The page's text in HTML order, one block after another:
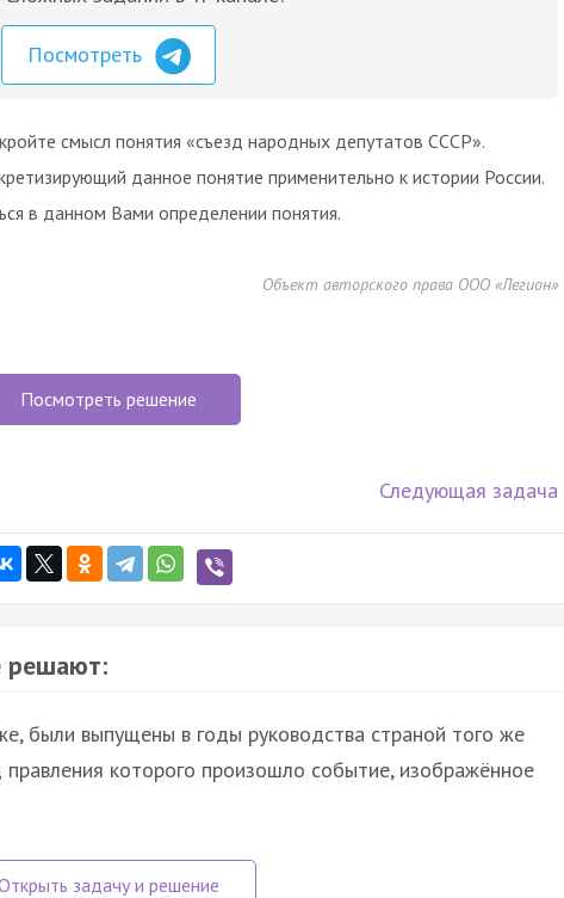
Посмотреть
смысл понятия «съезд народных депутатов СССР».
данное понятие применительно к истории России.
в данном Вами определении понятия.
Объект авторского права ООО «Легион»
Посмотреть решение
Следующая задача
решают:
были выпущены в годы руководства страной того же
правления которого произошло событие, изображённое